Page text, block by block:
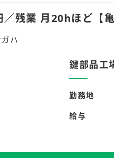
残業 月20hほど【
ハ
鍵部品
勤務地
給与